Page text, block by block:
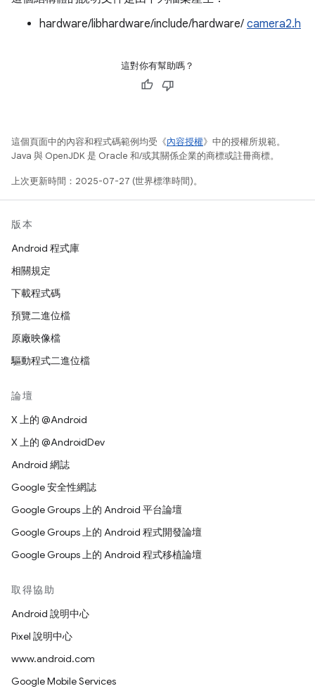
hardware/libhardware/include/hardware/ camera2.h
這對你有幫助嗎？
這個頁面中的內容和程式碼範例均受《內容授權》中的授權所規範。
Java 與 OpenJDK 是 Oracle 和/或其關係企業的商標或註冊商標。
上次更新時間：2025-07-27 (世界標準時間)。
版本
Android 程式庫
相關規定
下載程式碼
預覽二進位檔
原廠映像檔
驅動程式二進位檔
論壇
X 上的 @Android
X 上的 @AndroidDev
Android 網誌
Google 安全性網誌
Google Groups 上的 Android 平台論壇
Google Groups 上的 Android 程式開發論壇
Google Groups 上的 Android 程式移植論壇
取得協助
Android 說明中心
Pixel 說明中心
www.android.com
Google Mobile Services